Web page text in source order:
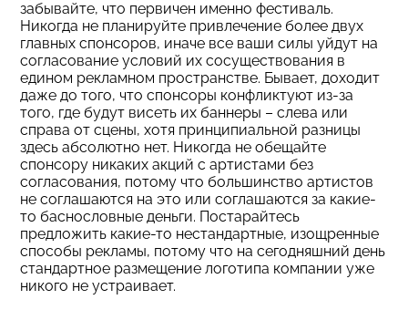
забывайте, что первичен именно фестиваль.
Никогда не планируйте привлечение более двух
главных спонсоров, иначе все ваши силы уйдут на
согласование условий их сосуществования в
едином рекламном пространстве. Бывает, доходит
даже до того, что спонсоры конфликтуют из-за
того, где будут висеть их баннеры – слева или
справа от сцены, хотя принципиальной разницы
здесь абсолютно нет. Никогда не обещайте
спонсору никаких акций с артистами без
согласования, потому что большинство артистов
не соглашаются на это или соглашаются за какие-
то баснословные деньги. Постарайтесь
предложить какие-то нестандартные, изощренные
способы рекламы, потому что на сегодняшний день
стандартное размещение логотипа компании уже
никого не устраивает.